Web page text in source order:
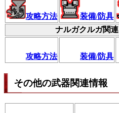
攻略方法 装備/防具
ナルガクルガ関連
攻略方法 装備/防具
その他の武器関連情報